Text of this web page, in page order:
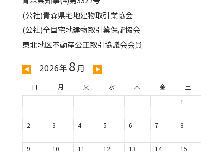
(公社)青森県宅地建物取引業協会
(公社)全国宅地建物取引業保証協会
東北地区不動産公正取引協議会会員
◀ 2026年 8月 ▶
日 月 火 水 木 金
土
1
2 3 4 5 6 7 8
9 10 11 12 13 14 15